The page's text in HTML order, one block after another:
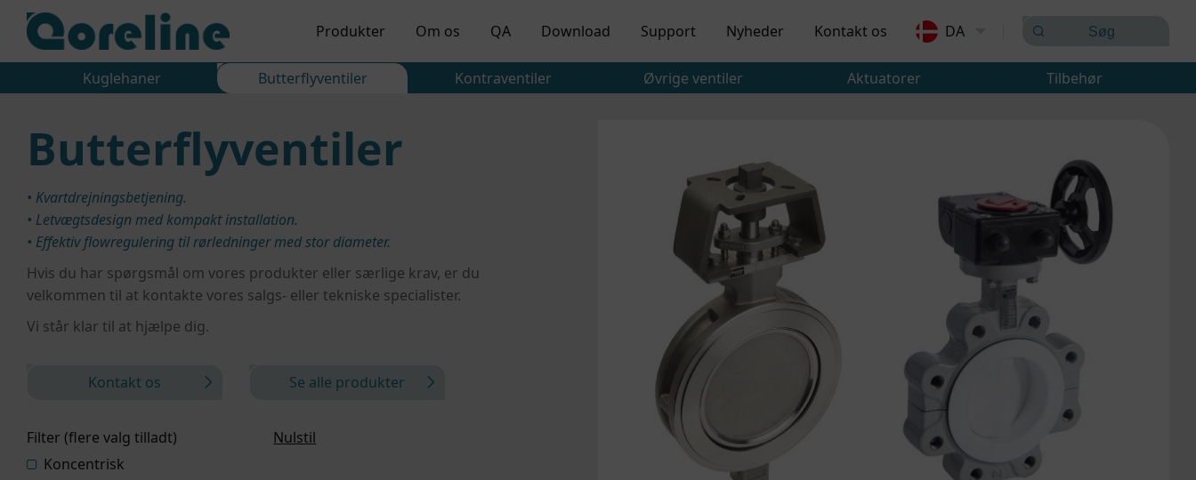
Produkter Om os QA Download Support Nyheder Kontakt os DA
Kuglehaner Butterflyventiler Kontraventiler Øvrige ventiler Aktuatorer Tilbehør
Butterflyventiler
• Kvartdrejningsbetjening.
• Letvægtsdesign med kompakt installation.
• Effektiv flowregulering til rørledninger med stor diameter.
Hvis du har spørgsmål om vores produkter eller særlige krav, er du
velkommen til at kontakte vores salgs- eller tekniske specialister.
Vi står klar til at hjælpe dig.
Kontakt os Se alle produkter
Filter (flere valg tilladt)
Nulstil
Koncentrisk